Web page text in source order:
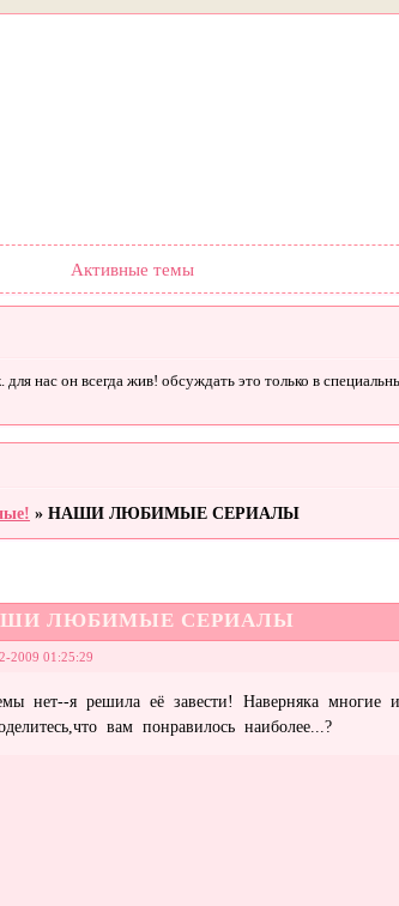
Активные темы
нас он всегда жив! обсуждать это только в
»НАШИ ЛЮБИМЫЕ СЕРИАЛЫ
ЛЮБИМЫЕ СЕРИАЛЫ
2009 01:25:29
нет--я решила её завести! Наверняка многие
вам понравилось наиболее...?